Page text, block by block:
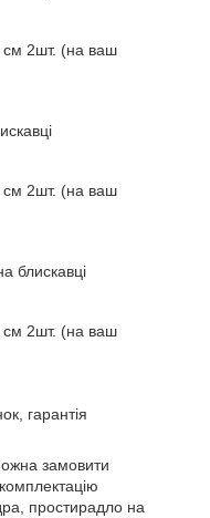
см 2шт. (на ваш
см 2шт. (на ваш
блискавці
см 2шт. (на ваш
гарантія
замовити
простирадло на